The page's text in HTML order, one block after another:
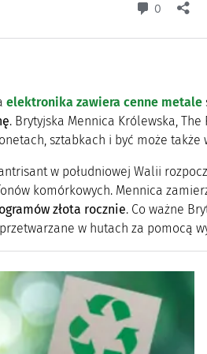
elektronika zawiera cenne metale
. Brytyjska Mennica Królewska,
sztabkach i być może także
w południowej Walii
komórkowych. Mennica
złota rocznie. Co ważne
w hutach za pomocą